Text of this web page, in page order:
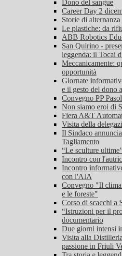
Dono del sangue
Career Day 2
Storie di alternanza
Le plastiche: da
ABB Robotics
San Quirino -
leggenda: il Tocai
Meccanicamente:
opportunità
Giornate
e il gesto del dono
Convegno PP
Non siamo eroi di
Fiera A&T
Visita della
Il Sindaco
Tagliamento
“Le sculture
Incontro con
Incontro
con l'AIA
Convegno "Il clima
e le foreste"
Corso di scacchi a
“Istruzioni per il
documentario
Due giorni intensi
Visita alla
passione in Friuli